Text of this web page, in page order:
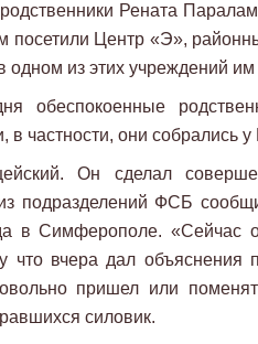
Рената
посетили Центр «Э»,
из этих учреждений им
обеспокоенные
в частности, они собрались
Он сделал
подразделений ФСБ
в Симферополе. «Сейчас
вчера дал объяснения
пришел или
силовик.